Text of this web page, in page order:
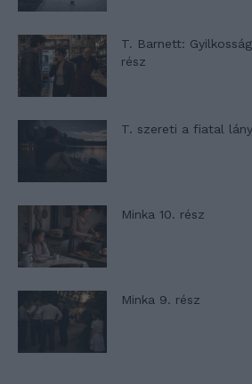
T. Barnett:
rész
T. szereti a fiatal
Minka 10. rész
Minka 9. rész